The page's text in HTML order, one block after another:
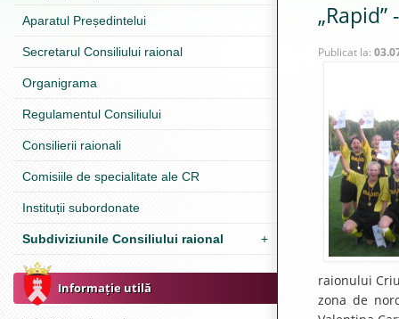
Aparatul Președintelui
Secretarul Consiliului raional
Organigrama
Regulamentul Consiliului
Consilierii raionali
Comisiile de specialitate ale CR
Instituții subordonate
Subdiviziunile Consiliului raional +
Informație utilă
Publicat la:
raionului
zona de